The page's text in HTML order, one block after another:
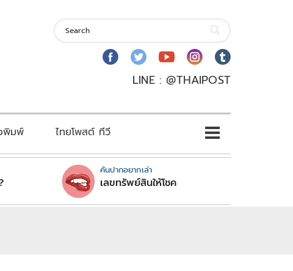
LINE : @THAIPOST
พิมพ์ ไทยโพสต์ ทีวี
คันปากอยากเล่า
เลขทรัพย์สินให้โชค